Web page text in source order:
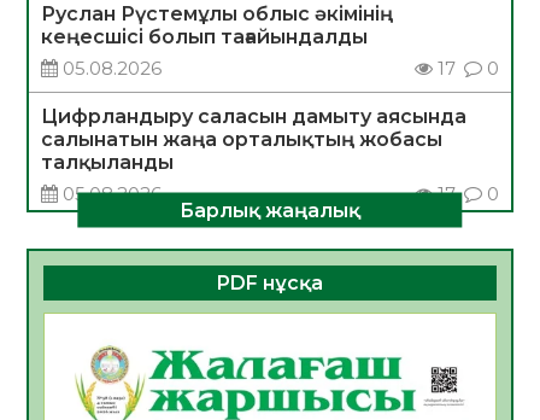
Руслан Рүстемұлы облыс әкімінің
кеңесшісі болып тағайындалды
05.08.2026
17 0
Цифрландыру саласын дамыту аясында
салынатын жаңа орталықтың жобасы
талқыланды
05.08.2026
17 0
құралдарының таныстырылымы өтті
05.08.2026
17 0
Қазақстандықтардың 72,3%-ы жаңа
Құрылтай үшін дауыс беруге дайын
05.08.2026
18
Барлық жаңалық
PDF нұсқа